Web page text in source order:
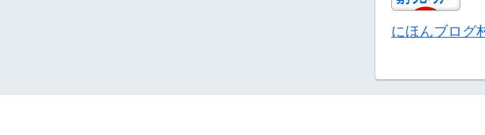
にほんブログ